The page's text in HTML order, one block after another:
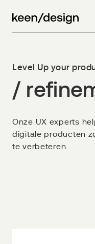
Level Up your
/
Onze UX experts
digitale producten
te verbeteren.